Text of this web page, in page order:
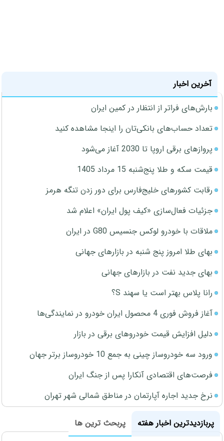
آخرین اخبار
بارش‌های فراتر از انتظار در کمین ایران
تعداد حساب‌های بانکی‌تان را اینجا مشاهده کنید
پروازهای برقی اروپا تا 2030 آغاز می‌شود
قیمت سکه و طلا پنج‌شنبه 15 مرداد 1405
رقابت کشورهای خلیج‌فارس برای دور زدن تنگه هرمز
جزئیات فعال‌سازی «کیف پول ایران» اعلام شد
ملاقات با خودرو لوکس جنسیس G80 در ایران
بهای طلا امروز پنج شنبه در بازارهای جهانی
بهای جدید نفت در بازارهای جهانی
رانا پلاس بهتر است یا سهند S؟
آغاز فروش فوری 4 محصول ایران خودرو در نمایندگی‌ها
دلیل افزایش قیمت خودروهای برقی در بازار
ورود سه خودروساز چینی به جمع 10 خودروساز برتر جهان
فرصت‌های اقتصادی آنکارا پس از جنگ ایران
نرخ جدید اجاره آپارتمان در مناطق شمالی شهر تهران
پربازدیدترین اخبار هفته
پربحث ترین ها